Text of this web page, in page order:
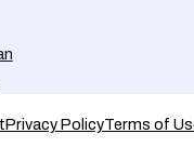
Privacy PolicyTerms of